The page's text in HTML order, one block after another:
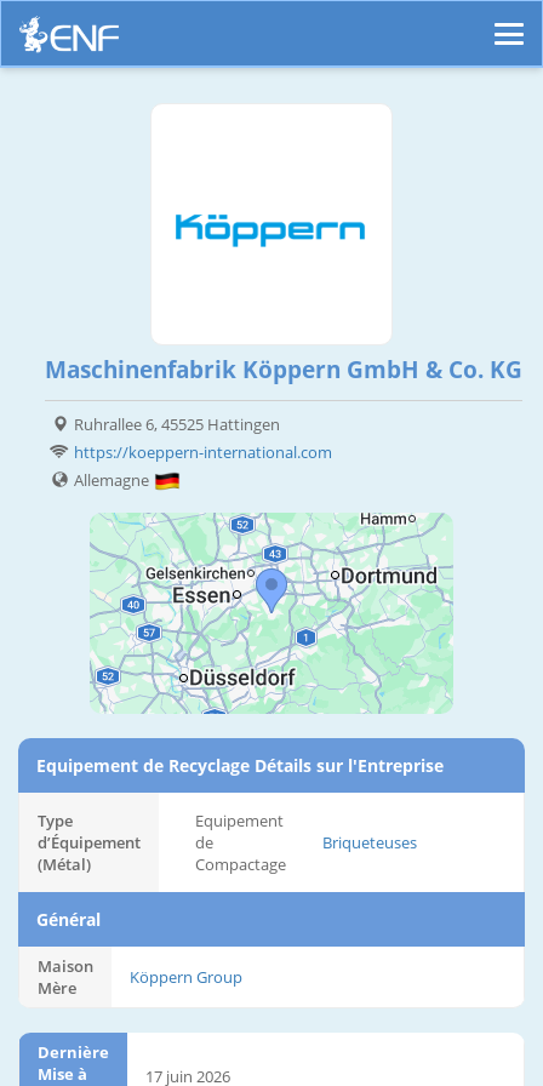
Maschinenfabrik Köppern GmbH & Co. KG
Ruhrallee 6, 45525 Hattingen
https://koeppern-international.com
Allemagne
Equipement de Recyclage Détails sur l'Entreprise
Type
d’Équipement
(Métal)
Equipement
de
Compactage
Briqueteuses
Général
Maison
Mère
Köppern Group
Dernière
Mise à
17 juin 2026